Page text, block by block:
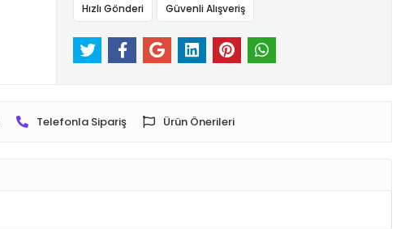
Hızlı Gönderi Güvenli Alışveriş
Telefonla Sipariş Ürün Önerileri